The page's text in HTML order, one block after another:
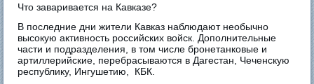
Что заваривается на Кавказе?
В последние дни жители Кавказ наблюдают необычно
высокую активность российских войск. Дополнительные
части и подразделения, в том числе бронетанковые и
артиллерийские, перебрасываются в Дагестан, Чеченскую
республику, Ингушетию, КБК.